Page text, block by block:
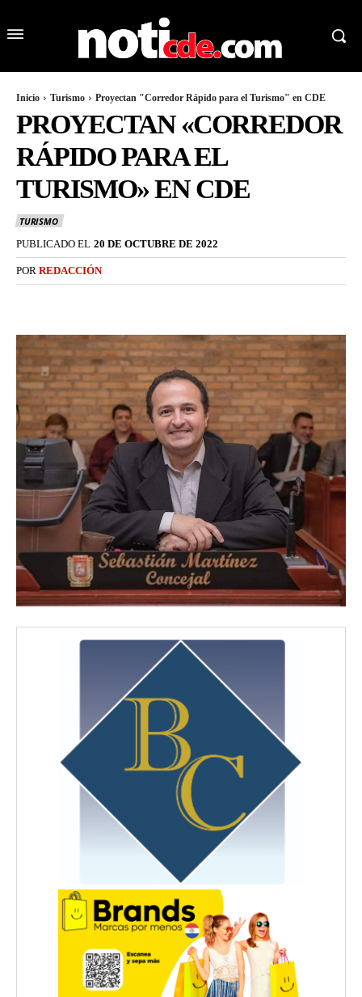
Inicio Turismo Proyectan "Corredor Rápido para el Turismo" en CDE
PROYECTAN «CORREDOR
RÁPIDO PARA EL
TURISMO» EN CDE
TURISMO
PUBLICADO EL 20 DE OCTUBRE DE 2022
POR REDACCIÓN